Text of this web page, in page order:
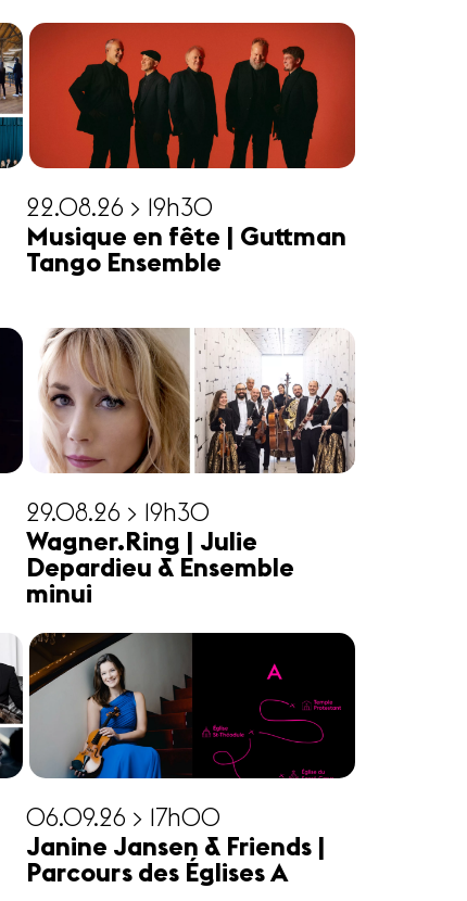
22.08.26 > 19h30
Musique en fête | Guttman
Tango Ensemble
29.08.26 > 19h30
Wagner.Ring | Julie
Depardieu & Ensemble
minui
06.09.26 > 17h00
Janine Jansen & Friends |
Parcours des Églises A